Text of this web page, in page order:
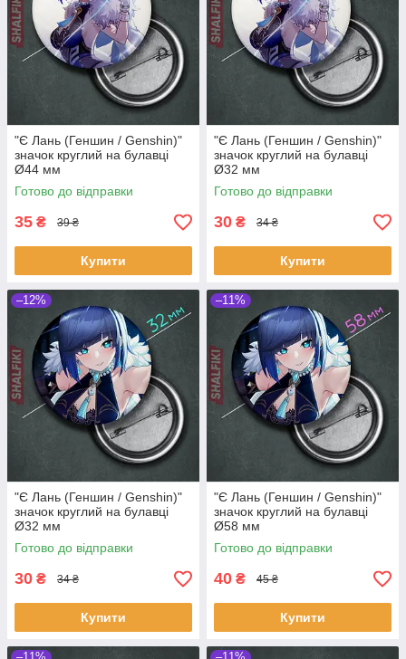
"Є Лань (Геншин / Genshin)"
значок круглий на булавці
Ø44 мм
Готово до відправки
35 ₴ 39 ₴
Купити
"Є Лань (Геншин / Genshin)"
значок круглий на булавці
Ø32 мм
Готово до відправки
30 ₴ 34 ₴
Купити
–12%
"Є Лань (Геншин / Genshin)"
значок круглий на булавці
Ø32 мм
Готово до відправки
30 ₴ 34 ₴
Купити
–11%
"Є Лань (Геншин / Genshin)"
значок круглий на булавці
Ø58 мм
Готово до відправки
40 ₴ 45 ₴
Купити